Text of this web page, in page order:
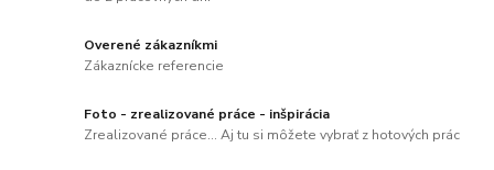
Overené zákazníkmi
Zákaznícke referencie
Foto - zrealizované práce - inšpirácia
Zrealizované práce... Aj tu si môžete vybrať z hotových prác